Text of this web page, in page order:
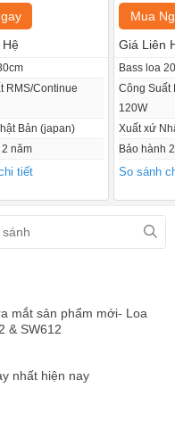
như công suất, trở kháng,
tín hiệu đảm bảo cho quá
DK612
tạo với 2 loa, 2 đường tiếng
và loa treble 3,8 cm cho
tần trầm trung cao.
Hệ
RMS/Continue
Bản (japan)
2 năm
tiết
Mua
Giá Liên
Bass loa
Công Suất
120W
Xuất xứ
Bảo hành
So sánh
mắt sản phẩm mới- Loa
& SW612
nhất hiện nay